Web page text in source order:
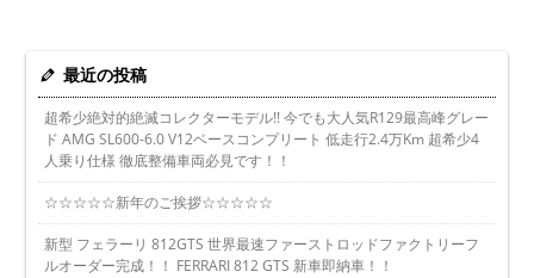
最近の投稿
超希少絶対的絶滅コレクターモデル!! 今でも大人気R129最高峰グレー
ド AMG SL600-6.0 V12ベースコンプリート 低走行2.4万Km 超希少4
人乗り仕様 徹底整備車両必見です！！
☆☆☆☆☆新年のご挨拶☆☆☆☆☆
新型 フェラーリ 812GTS 世界最速ファーストロッドファクトリーフ
ルオーダー完成！！ FERRARI 812 GTS 新車即納車！！